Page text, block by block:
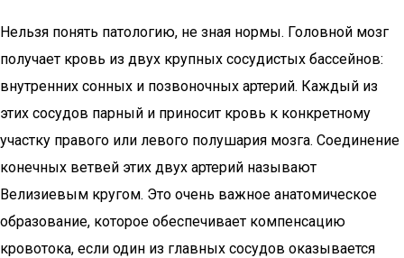
Нельзя понять патологию, не зная нормы. Головной мозг
получает кровь из двух крупных сосудистых бассейнов:
внутренних сонных и позвоночных артерий. Каждый из
этих сосудов парный и приносит кровь к конкретному
участку правого или левого полушария мозга. Соединение
конечных ветвей этих двух артерий называют
Велизиевым кругом. Это очень важное анатомическое
образование, которое обеспечивает компенсацию
кровотока, если один из главных сосудов оказывается